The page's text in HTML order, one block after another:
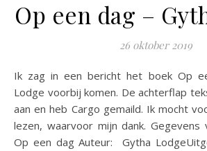
Op een dag –
26 oktober 2019
Ik zag in een bericht het boek Op een Dag van Gytha
Lodge voorbij komen. De achterflap
aan en heb Cargo gemaild. Ik mocht
lezen, waarvoor mijn dank. Gegevens
Op een dag Auteur: Gytha